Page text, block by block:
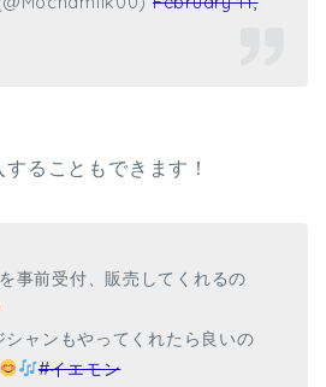
ることもできます！
事前受付、販売してくれるの
シャンもやってくれたら良いの
#イエモン